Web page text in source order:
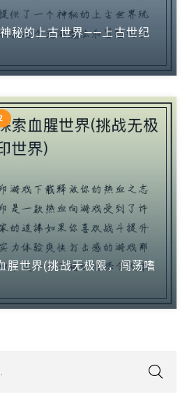
秘的上古世界——上古世纪
腥世界(挑战无极限，闯荡嗜